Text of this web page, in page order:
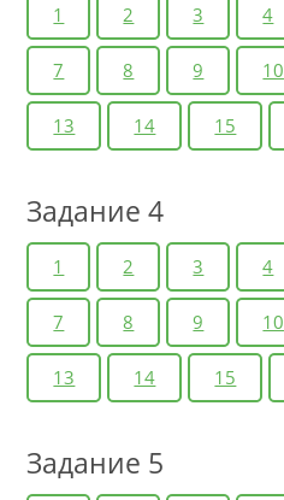
1 2 3 4
7 8 9 10
13 14 15
Задание 4
1 2 3 4
7 8 9 10
13 14 15
Задание 5